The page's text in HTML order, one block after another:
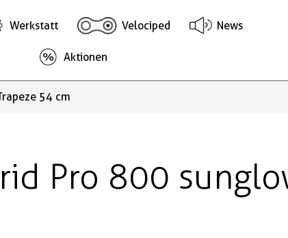
Werkstatt Velociped News
Aktionen
54 cm
Pro 800